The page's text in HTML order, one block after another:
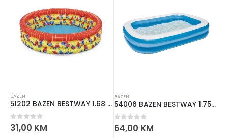
BAZEN
51202 BAZEN BESTWAY 1.68 m x 38 cm
0out of 5
31,00 KM
BAZEN
54006 BAZEN BESTWAY 1.75m x 51 cm
0 out of 5
64,00 KM